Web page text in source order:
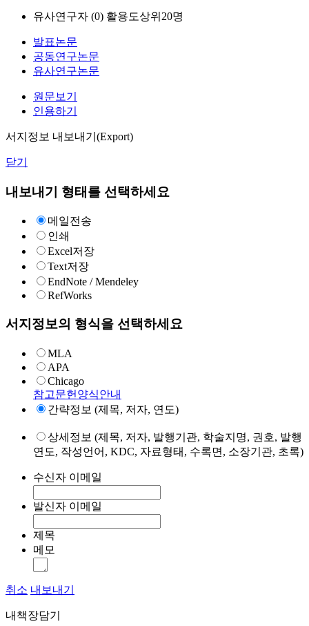
유사연구자 (0) 활용도상위20명
발표논문
공동연구논문
유사연구논문
원문보기
인용하기
서지정보 내보내기(Export)
닫기
내보내기 형태를 선택하세요
메일전송
인쇄
Excel저장
Text저장
EndNote / Mendeley
RefWorks
서지정보의 형식을 선택하세요
MLA
APA
Chicago
참고문헌양식안내
간략정보 (제목, 저자, 연도)
상세정보 (제목, 저자, 발행기관, 학술지명, 권호, 발행
연도, 작성언어, KDC, 자료형태, 수록면, 소장기관, 초록)
수신자 이메일
발신자 이메일
제목
메모
취소 내보내기
내책장담기